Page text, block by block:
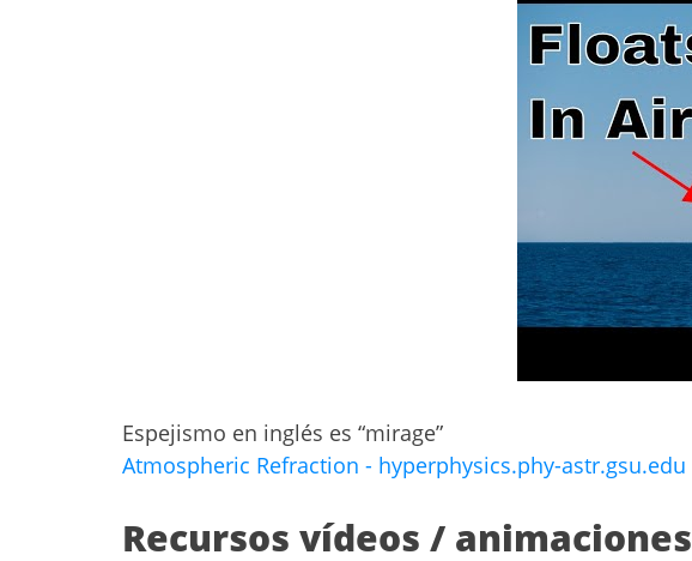
Espejismo en inglés es “mirage”
Atmospheric Refraction - hyperphysics.phy-astr.gsu.edu
Recursos vídeos / animaciones